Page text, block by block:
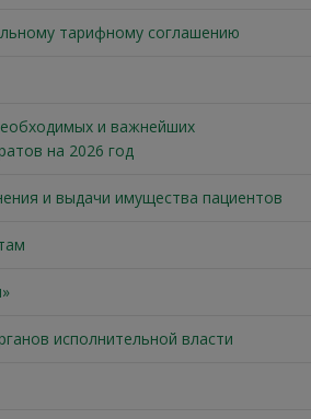
тарифному соглашению
и важнейших
на 2026 год
и выдачи имущества пациентов
исполнительной власти